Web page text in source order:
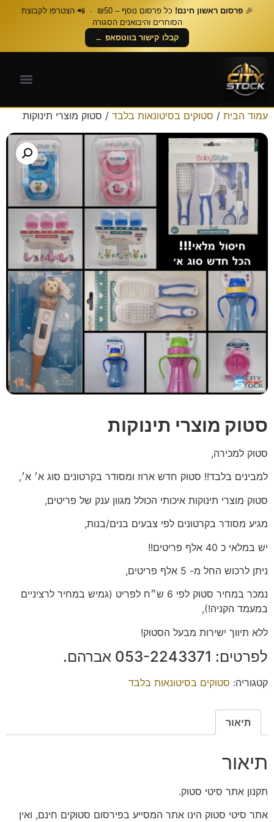
🎉פרסום ראשון חינם!
כל פרסום נוסף – ₪50 · 📲 הצטרפו לקבוצת
הסוחרים והיבואנים הסגורה
קבלו קישור בווטסאפ ←
עמוד הבית / סטוקים בסיטונאות בלבד / סטוק מוצרי תינוקות
סטוק מוצרי תינוקות
סטוק למכירה,
למבינים בלבד!! סטוק חדש ארוז ומסודר בקרטונים סוג א׳ א׳,
סטוק מוצרי תינוקות איכותי הכולל מגוון ענק של פריטים,
מגיע מסודר בקרטונים לפי צבעים בנים/בנות,
יש במלאי כ 40 אלף פריטים!!
ניתן לרכוש החל מ- 5 אלף פריטים,
נמכר במחיר סטוק לפי 6 ש״ח לפריט (גמיש במחיר לרציניים
במעמד הקניה!),
ללא תיווך ישירות מבעל הסטוק!
לפרטים: ‭053-2243371‬ אברהם.
קטגוריה: סטוקים בסיטונאות בלבד
תיאור
תיאור
תקנון אתר סיטי סטוק.
אתר סיטי סטוק הינו אתר המסייע בפירסום סטוקים חינם, ואין